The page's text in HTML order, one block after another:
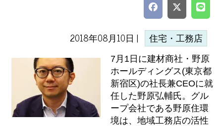
2018年08月10日 | 住宅・工務店
7月1日に建材商社・野原
ホールディングス(東京都
新宿区)の社長兼CEOに就
任した野原弘輔氏。グル
ープ会社である野原住環
境は、地域工務店の活性